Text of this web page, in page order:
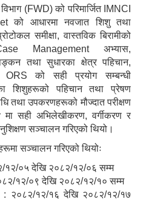
(FWD) को परिमार्जित IMNCI
को आधारमा नवजात शिशु तथा
समीक्षा, वास्तविक बिरामीको
Management अभ्यास,
तथा सुधारका क्षेत्र पहिचान,
ORS को सही प्रयोग सम्बन्धी
शिशुहरूको पहिचान तथा प्रेषण
तथा उपकरणहरूको मौज्दात परीक्षण
सही अभिलेखीकरण, वर्गीकरण र
सञ्चालन गरिएको थियो।
सञ्चालन गरिएको थियोः
१२/०५ देखि २०८२/१२/०६ सम्म
१२/०९ देखि २०८२/१२/१० सम्म
: २०८२/१२/१६ देखि २०८२/१२/१७